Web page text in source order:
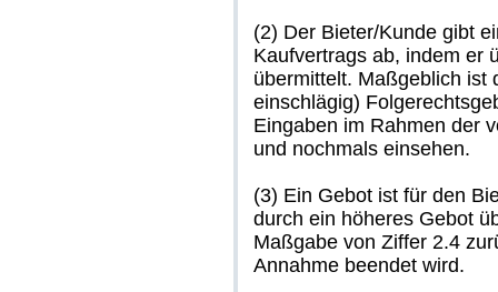
(2) Der Bieter/Kunde gibt
Kaufvertrags ab, indem er
übermittelt. Maßgeblich ist
einschlägig)
Eingaben im Rahmen der
und nochmals einsehen.
(3) Ein Gebot ist für den
durch ein höheres Gebot
Maßgabe von Ziffer 2.4
Annahme beendet wird.